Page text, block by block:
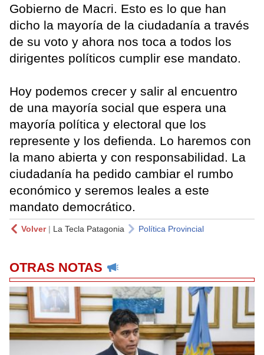
Gobierno de Macri. Esto es lo que han
dicho la mayoría de la ciudadanía a través
de su voto y ahora nos toca a todos los
dirigentes políticos cumplir ese mandato.
Hoy podemos crecer y salir al encuentro
de una mayoría social que espera una
mayoría política y electoral que los
represente y los defienda. Lo haremos con
la mano abierta y con responsabilidad. La
ciudadanía ha pedido cambiar el rumbo
económico y seremos leales a este
mandato democrático.
Volver| La Tecla Patagonia Política Provincial
OTRAS NOTAS